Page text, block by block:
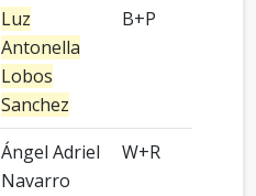
Luz
Antonella
Lobos
Sanchez
B+P
Ángel Adriel
Navarro
W+R